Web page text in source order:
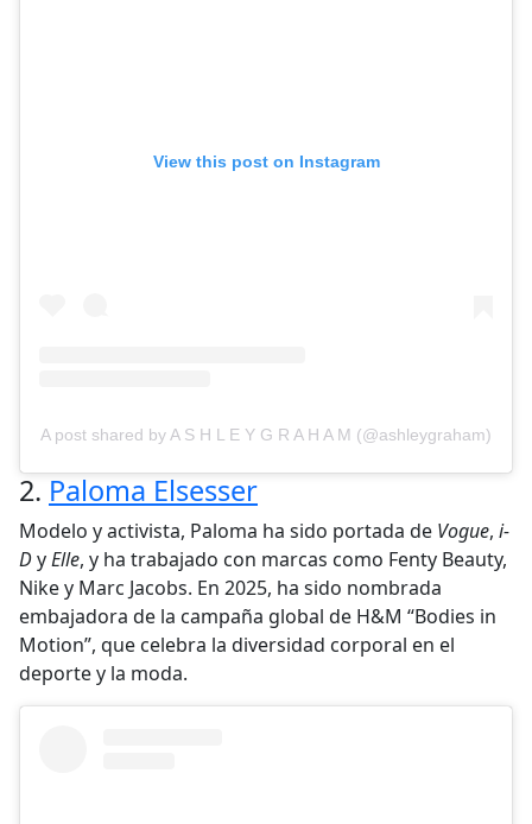
View this post on Instagram
A post shared by A S H L E Y G R A H A M (@ashleygraham)
2. Paloma Elsesser
Modelo y activista, Paloma ha sido portada de Vogue, i-
DyElle, y ha trabajado con marcas como Fenty Beauty,
Nike y Marc Jacobs. En 2025, ha sido nombrada
embajadora de la campaña global de H&M “Bodies in
Motion”, que celebra la diversidad corporal en el
deporte y la moda.